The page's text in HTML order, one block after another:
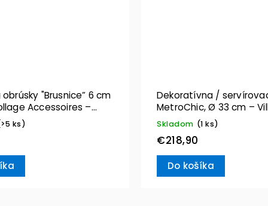
obrúsky "Brusnice” 6 cm
Accessoires –
ks)
Dekoratívna /
MetroChic, Ø 33 cm –
Boch
Skladom (1 ks)
€218,90
Do košíka